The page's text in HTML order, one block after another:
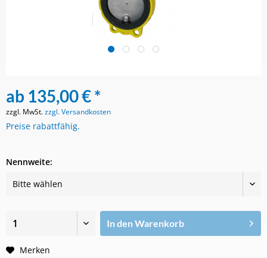
ab 135,00 € *
zzgl. MwSt.zzgl. Versandkosten
Preise rabattfähig.
Nennweite:
In denWarenkorb
Merken